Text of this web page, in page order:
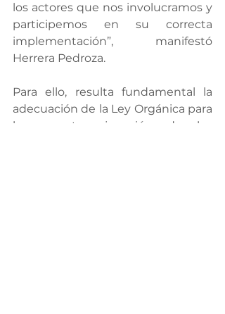
los actores que nos involucramos y
participemos en su correcta
implementación”, manifestó
Herrera Pedroza.
Para ello, resulta fundamental la
adecuación de la Ley Orgánica para
la correcta ejecución de los